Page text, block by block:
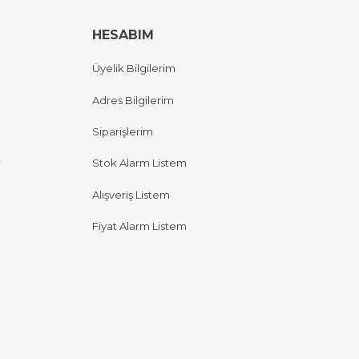
HESABIM
Üyelik Bilgilerim
Adres Bilgilerim
Siparişlerim
Stok Alarm Listem
Alışveriş Listem
Fiyat Alarm Listem